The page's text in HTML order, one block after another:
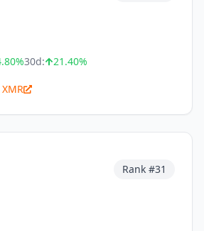
%30d: 21.40%
Rank #31